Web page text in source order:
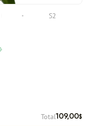
S2
Total109,00$